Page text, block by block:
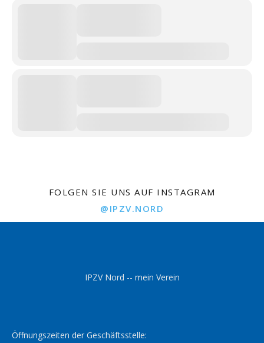
FOLGEN SIE UNS AUF INSTAGRAM
@IPZV.NORD
IPZV Nord -- mein Verein
Öffnungszeiten der Geschäftsstelle: